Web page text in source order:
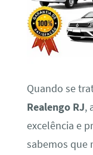
Quando se
Realengo RJ,
excelência e
sabemos que